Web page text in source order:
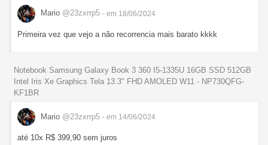
Mario @23zxrrp5 - em 18/06/2024
Primeira vez que vejo a não recorrencia mais barato kkkk
Notebook Samsung Galaxy Book 3 360 I5-1335U 16GB SSD 512GB
Intel Iris Xe Graphics Tela 13.3" FHD AMOLED W11 - NP730QFG-
KF1BR
Mario @23zxrrp5 - em 14/06/2024
até 10x R$ 399,90 sem juros